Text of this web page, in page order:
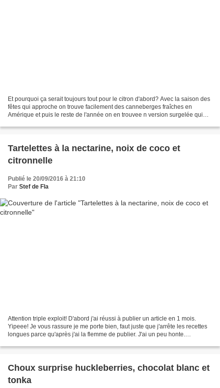
Et pourquoi ça serait toujours tout pour le citron d'abord? Avec la saison des
fêtes qui approche on trouve facilement des canneberges fraîches en
Amérique et puis le reste de l'année on en trouvee n version surgelée qui
Tartelettes à la nectarine, noix de coco et
citronnelle
Publié le 20/09/2016 à 21:10
Par Stef de Fla
Attention triple exploit! D'abord j'ai réussi à publier un article en 1 mois.
Yipeee! Je vous rassure je me porte bien, faut juste que j'arrête les recettes
longues parce qu'après j'ai la flemme de publier. J'ai un peu honte.
Choux surprise huckleberries, chocolat blanc et
tonka